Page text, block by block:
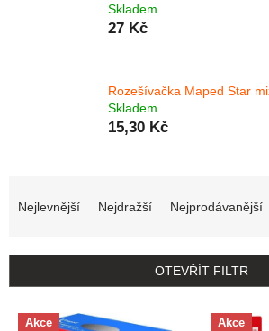
Skladem
27 Kč
Rozešívačka Maped Star
Skladem
15,30 Kč
Nejlevnější Nejdražší Nejprodávanější
OTEVŘÍT FILTR
Výpis produktů
Akce Akce